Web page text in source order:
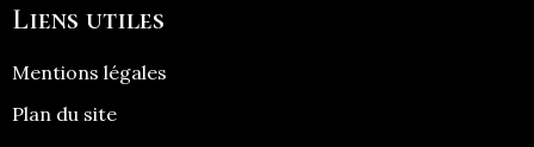
Liens utiles
Mentions légales
Plan du site